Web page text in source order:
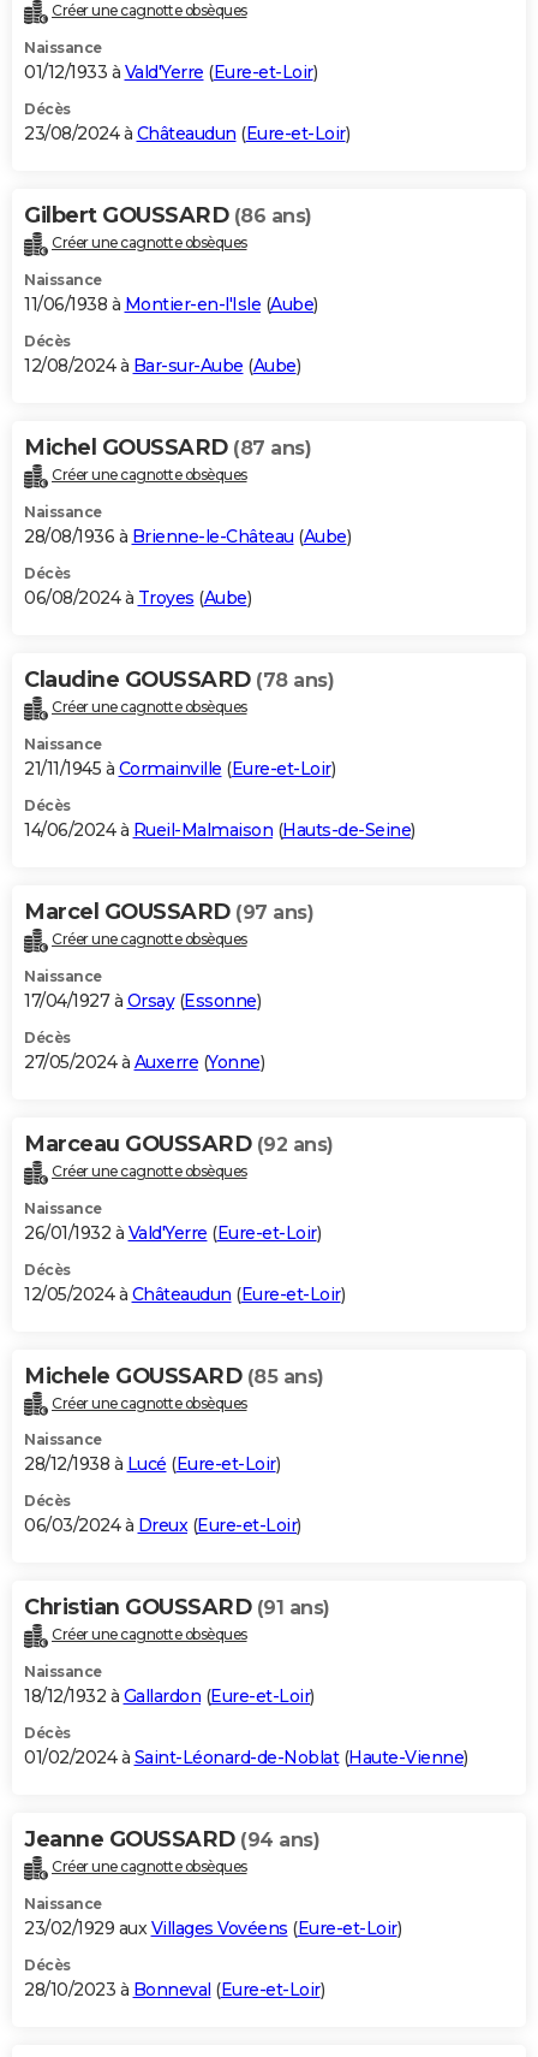
Créer une cagnotte obsèques
Naissance
01/12/1933 à Vald'Yerre (Eure-et-Loir)
Décès
23/08/2024 à Châteaudun (Eure-et-Loir)
Gilbert GOUSSARD (86 ans)
Créer une cagnotte obsèques
Naissance
11/06/1938 à Montier-en-l'Isle (Aube)
Décès
12/08/2024 à Bar-sur-Aube (Aube)
Michel GOUSSARD (87 ans)
Créer une cagnotte obsèques
Naissance
28/08/1936 à Brienne-le-Château (Aube)
Décès
06/08/2024 à Troyes (Aube)
Claudine GOUSSARD (78 ans)
Créer une cagnotte obsèques
Naissance
21/11/1945 à Cormainville (Eure-et-Loir)
Décès
14/06/2024 à Rueil-Malmaison (Hauts-de-Seine)
Marcel GOUSSARD (97 ans)
Créer une cagnotte obsèques
Naissance
17/04/1927 à Orsay(Essonne)
Décès
27/05/2024 à Auxerre (Yonne)
Marceau GOUSSARD (92 ans)
Créer une cagnotte obsèques
Naissance
26/01/1932 à Vald'Yerre (Eure-et-Loir)
Décès
12/05/2024 à Châteaudun (Eure-et-Loir)
Michele GOUSSARD (85 ans)
Créer une cagnotte obsèques
Naissance
28/12/1938 à Lucé (Eure-et-Loir)
Décès
06/03/2024 à Dreux(Eure-et-Loir)
Christian GOUSSARD (91 ans)
Créer une cagnotte obsèques
Naissance
18/12/1932 à Gallardon (Eure-et-Loir)
Décès
01/02/2024 à Saint-Léonard-de-Noblat(Haute-Vienne)
Jeanne GOUSSARD (94 ans)
Créer une cagnotte obsèques
Naissance
23/02/1929 auxVillages Vovéens (Eure-et-Loir)
Décès
28/10/2023 à Bonneval (Eure-et-Loir)